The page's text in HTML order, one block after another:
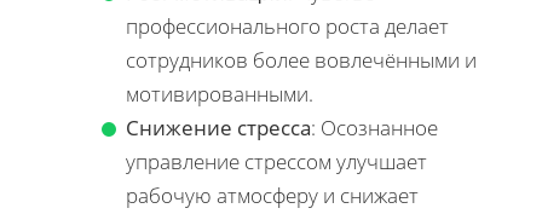
профессионального роста делает
сотрудников более вовлечёнными и
мотивированными.
Снижение стресса: Осознанное
управление стрессом улучшает
рабочую атмосферу и снижает